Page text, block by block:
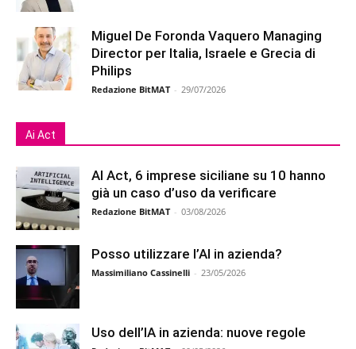
Miguel De Foronda Vaquero Managing
Director per Italia, Israele e Grecia di
Philips
Redazione BitMAT - 29/07/2026
Ai Act
AI Act, 6 imprese siciliane su 10 hanno
già un caso d’uso da verificare
Redazione BitMAT - 03/08/2026
Posso utilizzare l’AI in azienda?
Massimiliano Cassinelli - 23/05/2026
Uso dell’IA in azienda: nuove regole